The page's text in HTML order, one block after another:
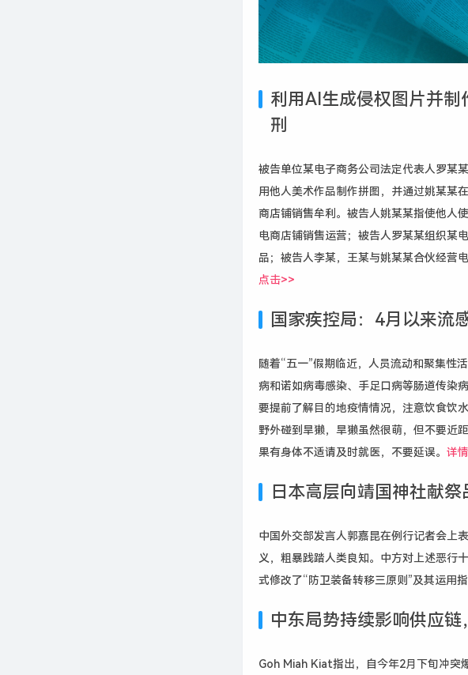
利用AI生成侵权图片并
刑
被告单位某电子商务公司法定代表人罗某
用他人美术作品制作拼图，并通过姚某某
商店铺销售牟利。被告人姚某某指使他
电商店铺销售运营；被告人罗某某组织某
品；被告人李某，王某与姚某某合伙经营
点击>>
国家疾控局：4月以来流
随着“五一”假期临近，人员流动和聚集性
病和诺如病毒感染、手足口病等肠道传染
要提前了解目的地疫情情况，注意饮食饮
野外碰到旱獭，旱獭虽然很萌，但不要近
果有身体不适请及时就医，不要延误。 详
日本高层向靖国神社献
中国外交部发言人郭嘉昆在例行记者会上
义，粗暴践踏人类良知。中方对上述恶行
式修改了“防卫装备转移三原则”及其运用
中东局势持续影响供应
Goh Miah Kiat指出，自今年2月下旬冲突